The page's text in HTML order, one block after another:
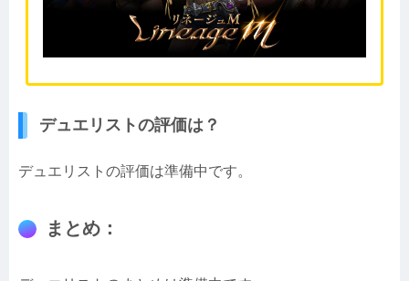
デュエリストの評価は？
デュエリストの評価は準備中です。
まとめ：